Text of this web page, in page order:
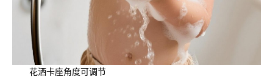
花洒卡座角度可调节